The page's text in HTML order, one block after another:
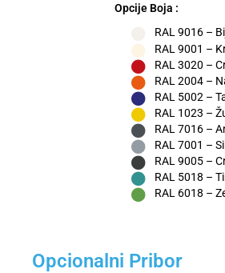
Opcije Boja :
RAL 9016 –
RAL 9001 –
RAL 3020 –
RAL 2004 –
RAL 5002 –
RAL 1023 –
RAL 7016 –
RAL 7001 –
RAL 9005 –
RAL 5018 –
RAL 6018 –
Opcionalni Pribor